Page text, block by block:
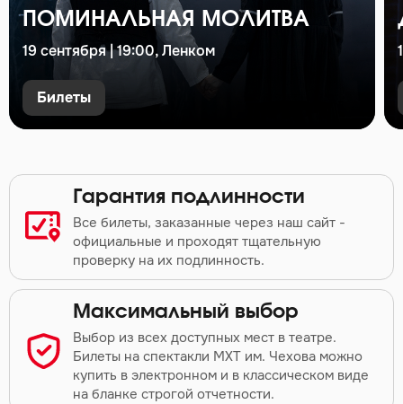
ПОМИНАЛЬНАЯ МОЛИТВА
19 сентября | 19:00, Ленком
Билеты
Гарантия подлинности
Все билеты, заказанные через наш сайт -
официальные и проходят тщательную
проверку на их подлинность.
Максимальный выбор
Выбор из всех доступных мест в театре.
Билеты на спектакли МХТ им. Чехова можно
купить в электронном и в классическом виде
на бланке строгой отчетности.